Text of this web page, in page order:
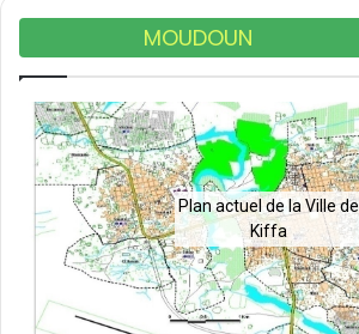
MOUDOUN
Plan actuel de la Ville de
Kiffa